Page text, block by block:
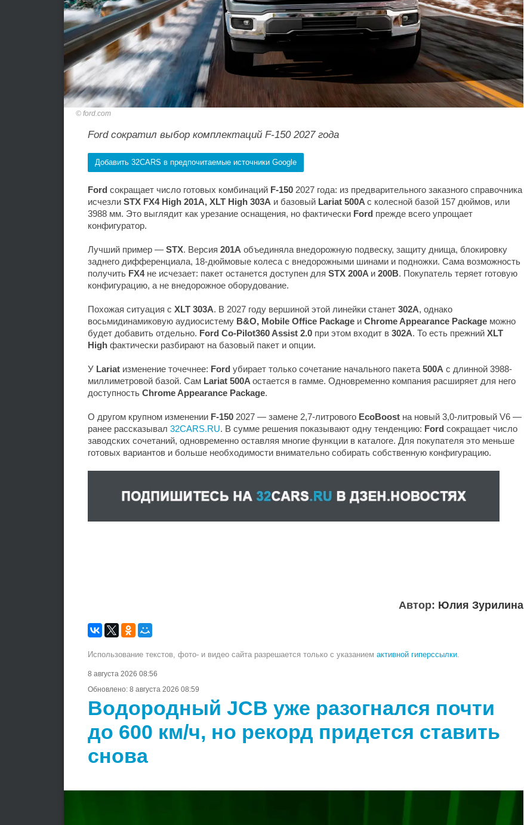
ford.com
Ford сократил выбор комплектаций F-150 2027 года
Добавить 32CARS в предпочитаемые источники Google
Ford сокращает число готовых комбинаций F-150 2027 года: из предварительного заказного справочника
исчезли STX FX4 High 201A, XLT High 303A и базовый Lariat 500A с колесной базой 157 дюймов, или
3988 мм. Это выглядит как урезание оснащения, но фактически Ford прежде всего упрощает
конфигуратор.
Лучший пример — STX. Версия 201A объединяла внедорожную подвеску, защиту днища, блокировку
заднего дифференциала, 18-дюймовые колеса с внедорожными шинами и подножки. Сама возможность
получить FX4не исчезает: пакет останется доступен для STX 200A и 200B. Покупатель теряет готовую
конфигурацию, а не внедорожное оборудование.
Похожая ситуация с XLT 303A. В 2027 году вершиной этой линейки станет 302A, однако
восьмидинамиковую аудиосистему B&O, Mobile Office Package и Chrome Appearance Package можно
будет добавить отдельно. Ford Co-Pilot360 Assist 2.0 при этом входит в 302A. То есть прежний XLT
High фактически разбирают на базовый пакет и опции.
У Lariat изменение точечнее: Ford убирает только сочетание начального пакета 500A с длинной 3988-
миллиметровой базой. Сам Lariat 500A остается в гамме. Одновременно компания расширяет для него
доступность Chrome Appearance Package.
О другом крупном изменении F-150 2027 — замене 2,7-литрового EcoBoost на новый 3,0-литровый V6 —
ранее рассказывал 32CARS.RU. В сумме решения показывают одну тенденцию: Ford сокращает число
заводских сочетаний, одновременно оставляя многие функции в каталоге. Для покупателя это меньше
готовых вариантов и больше необходимости внимательно собирать собственную конфигурацию.
Автор: Юлия Зурилина
Использование текстов, фото- и видео сайта разрешается только с указанием активной гиперссылки.
8 августа 2026 08:56
Обновлено: 8 августа 2026 08:59
Водородный JCB уже разогнался почти
до 600 км/ч, но рекорд придется ставить
снова